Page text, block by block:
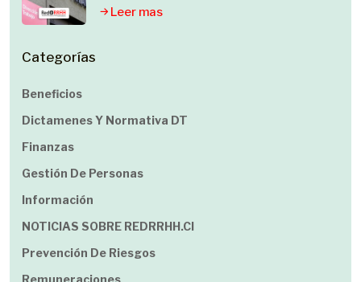
Leer mas
Categorías
Beneficios
Dictamenes Y Normativa DT
Finanzas
Gestión De Personas
Información
NOTICIAS SOBRE REDRRHH.cl
Prevención De Riesgos
Remuneraciones